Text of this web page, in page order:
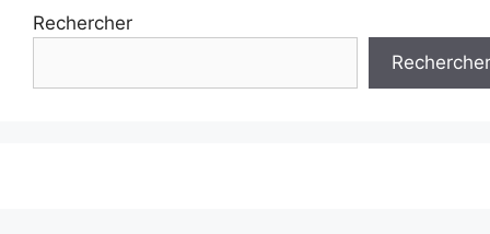
Rechercher
Rechercher